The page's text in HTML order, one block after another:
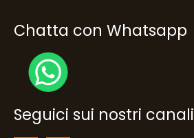
Chatta con Whatsapp
Seguici sui nostri canali